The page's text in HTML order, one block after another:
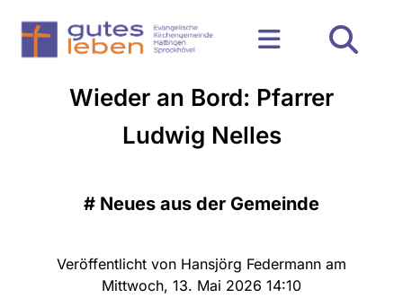
Wieder an Bord: Pfarrer
Ludwig Nelles
# Neues aus der Gemeinde
Veröffentlicht von Hansjörg Federmann am
Mittwoch, 13. Mai 2026 14:10